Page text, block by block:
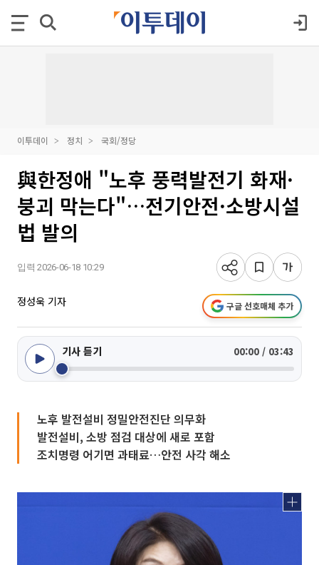
이투데이 정치 국회/정당
與한정애 "노후 풍력발전기 화재·
붕괴 막는다"…전기안전·소방시설
법 발의
입력 2026-06-18 10:29
정성욱 기자 구글 선호매체 추가
기사 듣기 00:00 / 03:43
노후 발전설비 정밀안전진단 의무화
발전설비, 소방 점검 대상에 새로 포함
조치명령 어기면 과태료…안전 사각 해소